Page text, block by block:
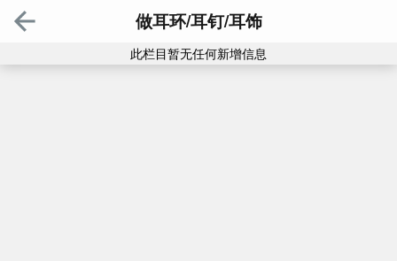
做耳环/耳钉/耳饰
此栏目暂无任何新增信息